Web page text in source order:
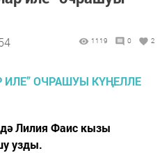
1119 0 2
Лилия Фаис кызы
узды.